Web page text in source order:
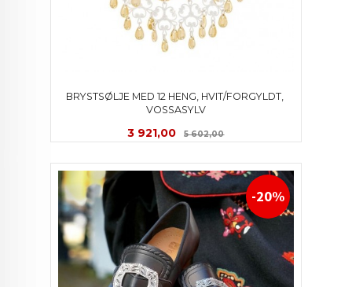
BRYSTSØLJE MED 12 HENG, HVIT/FORGYLDT,
VOSSASYLV
Tilbud
3 921,00 5 602,00Rabatt
-20%